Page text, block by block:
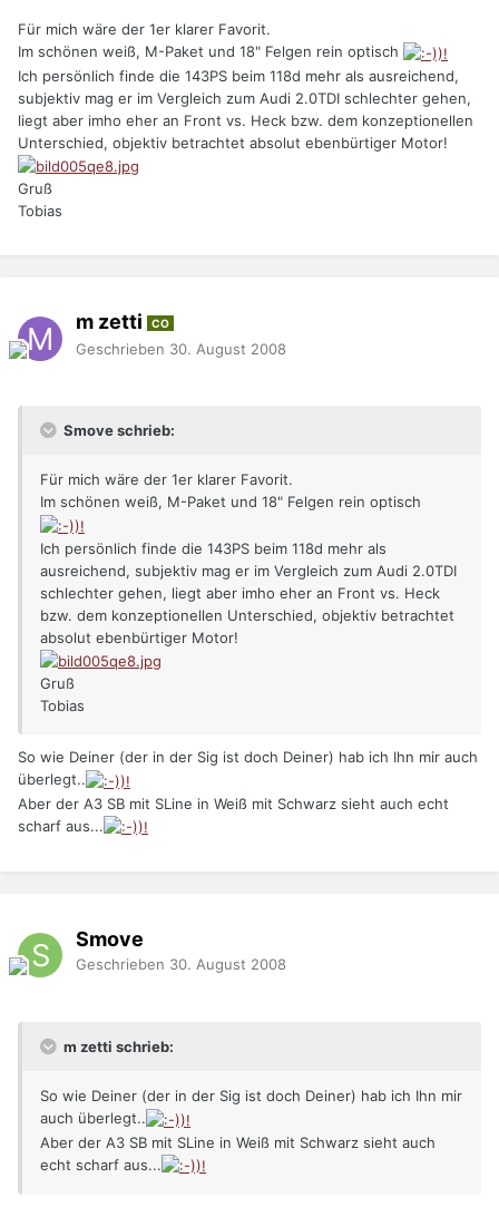
Für mich wäre der 1er klarer Favorit.
Im schönen weiß, M-Paket und 18" Felgen rein optisch
Ich persönlich finde die 143PS beim 118d mehr als ausreichend,
subjektiv mag er im Vergleich zum Audi 2.0TDI schlechter gehen,
liegt aber imho eher an Front vs. Heck bzw. dem konzeptionellen
Unterschied, objektiv betrachtet absolut ebenbürtiger Motor!
Gruß
Tobias
m zetti CO
Geschrieben 30. August 2008
Smove schrieb:
Für mich wäre der 1er klarer Favorit.
Im schönen weiß, M-Paket und 18" Felgen rein optisch
Ich persönlich finde die 143PS beim 118d mehr als
ausreichend, subjektiv mag er im Vergleich zum Audi 2.0TDI
schlechter gehen, liegt aber imho eher an Front vs. Heck
bzw. dem konzeptionellen Unterschied, objektiv betrachtet
absolut ebenbürtiger Motor!
Gruß
Tobias
So wie Deiner (der in der Sig ist doch Deiner) hab ich Ihn mir auch
überlegt..
Aber der A3 SB mit SLine in Weiß mit Schwarz sieht auch echt
scharf aus...
Smove
Geschrieben 30. August 2008
m zetti schrieb:
So wie Deiner (der in der Sig ist doch Deiner) hab ich Ihn mir
auch überlegt..
Aber der A3 SB mit SLine in Weiß mit Schwarz sieht auch
echt scharf aus...